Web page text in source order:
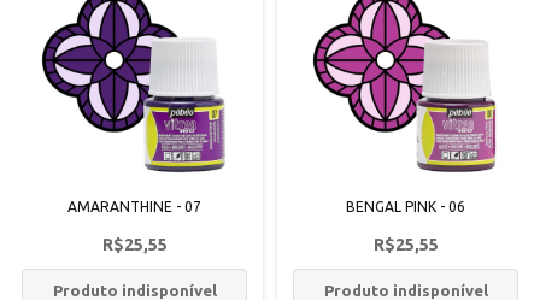
AMARANTHINE - 07
R$25,55
Produto indisponível
BENGAL PINK - 06
R$25,55
Produto indisponível